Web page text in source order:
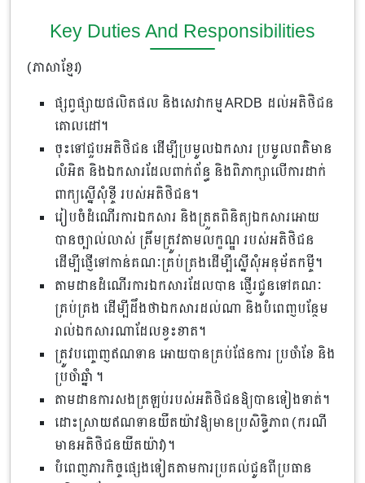
Key Duties And Responsibilities
(ភាសាខ្មែរ)
ផ្សព្វផ្សាយផលិតផល និងសេវាកម្ម ARDB ដល់អតិថិជន
គោលដៅ។
ចុះទៅជួបអតិថិជន ដើម្បីប្រមូលឯកសារ ប្រមូលពត៌មាន
លំអិត និងឯកសារដែលពាក់ព័ន្ធ និងពិភាក្សាលើការដាក់
ពាក្យស្នើសុំខ្ចី របស់អតិថិជន។
រៀបចំដំណើរការឯកសារ និងត្រួតពិនិត្យឯកសារអោយ
បានច្បាល់លាស់ ត្រឹមត្រូវតាមលក្ខណ្ឌ របស់អតិថិជន
ដើម្បីផ្ញើទៅកាន់គណៈគ្រប់គ្រងដើម្បីស្នើសុំអនុម័តកម្ចី។
តាមដានដំណើរការឯកសារដែលបាន ផ្ញើរជូនទៅគណៈ
គ្រប់គ្រង ដើម្បីដឹងថាឯកសារដល់ណា និងបំពេញបន្ថែម
រាល់ឯកសារណាដែលខ្វះខាត។
ត្រូវបញ្ចេញឥណទាន អោយបានគ្រប់ផែនការ ប្រចាំខែ និង
ប្រចាំឆ្នាំ ។
តាមដានការសងត្រឡប់របស់អតិថិជនឱ្យបានទៀងទាត់។
ដោះស្រាយឥណទានយឺតយ៉ាវឱ្យមានប្រសិទ្ធិភាព (ករណី
មានអតិថិជនយឺតយ៉ាវ)។
បំពេញភារកិច្ចផ្សេងទៀតតាមការប្រគល់ជូនពីប្រធាន